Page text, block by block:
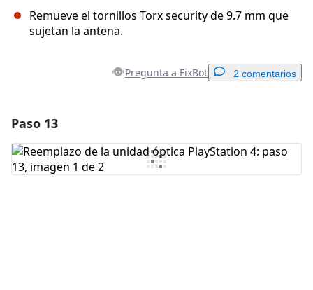
Remueve el tornillos Torx security de 9.7 mm que
sujetan la antena.
Pregunta a FixBot 2 comentarios
Agregar Comentario
Paso 13